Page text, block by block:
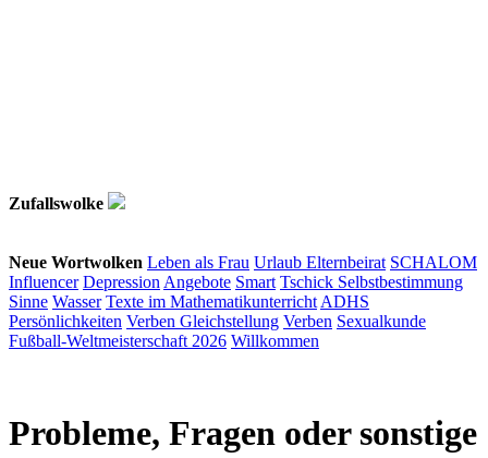
Zufallswolke
Neue Wortwolken Leben als Frau Urlaub Elternbeirat SCHALOM
Influencer Depression Angebote Smart Tschick Selbstbestimmung
Sinne Wasser Texte im Mathematikunterricht ADHS
Persönlichkeiten Verben Gleichstellung Verben Sexualkunde
Fußball-Weltmeisterschaft 2026 Willkommen
Probleme, Fragen oder sonstige